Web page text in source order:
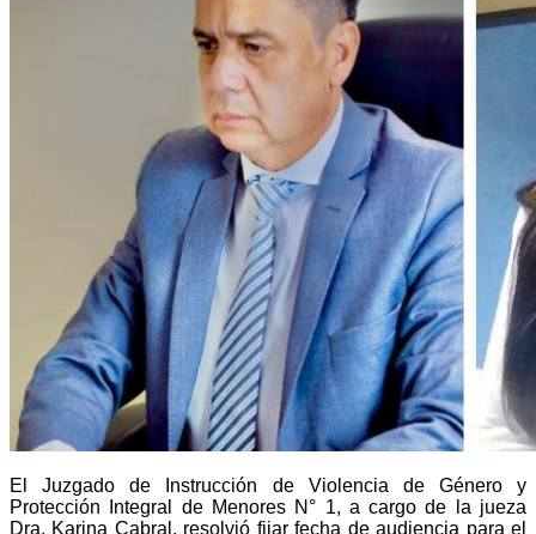
El Juzgado de Instrucción de Violencia de Género y
Protección Integral de Menores N° 1, a cargo de la jueza
Dra. Karina Cabral, resolvió fijar fecha de audiencia para el